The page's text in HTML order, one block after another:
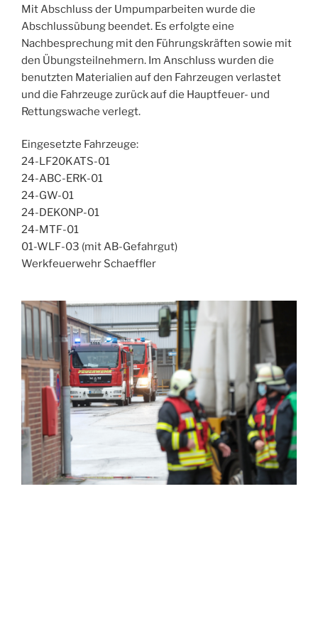
Mit Abschluss der Umpumparbeiten wurde die
Abschlussübung beendet. Es erfolgte eine
Nachbesprechung mit den Führungskräften sowie mit
den Übungsteilnehmern. Im Anschluss wurden die
benutzten Materialien auf den Fahrzeugen verlastet
und die Fahrzeuge zurück auf die Hauptfeuer- und
Rettungswache verlegt.
Eingesetzte Fahrzeuge:
24-LF20KATS-01
24-ABC-ERK-01
24-GW-01
24-DEKONP-01
24-MTF-01
01-WLF-03 (mit AB-Gefahrgut)
Werkfeuerwehr Schaeffler